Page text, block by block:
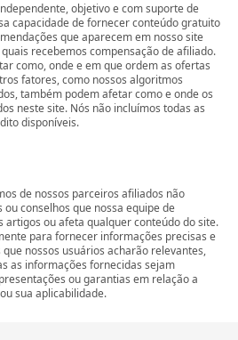
objetivo e com suporte de
capacidade de fornecer conteúdo gratuito
que aparecem em nosso site
recebemos compensação de afiliado.
como, onde e em que ordem as ofertas
fatores, como nossos algoritmos
também podem afetar como e onde os
neste site. Nós não incluímos todas as
disponíveis.
de nossos parceiros afiliados não
conselhos que nossa equipe de
artigos ou afeta qualquer conteúdo do site.
para fornecer informações precisas e
nossos usuários acharão relevantes,
as informações fornecidas sejam
ou garantias em relação a
sua aplicabilidade.